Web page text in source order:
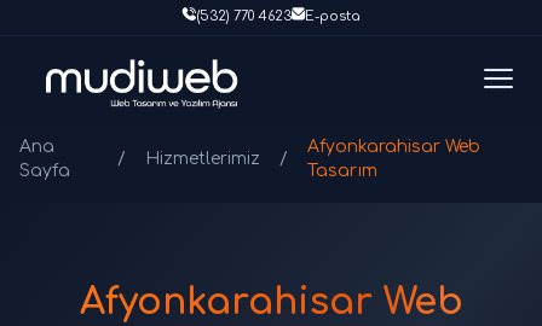
(532) 770 4623 E-posta
Ana
Sayfa
/ Hizmetlerimiz /
Afyonkarahisar Web
Tasarım
Afyonkarahisar Web